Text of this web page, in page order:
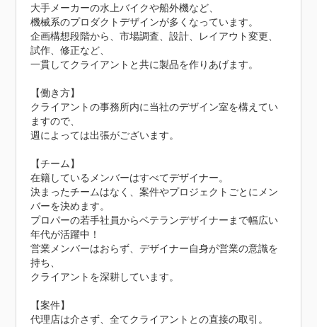
大手メーカーの水上バイクや船外機など、
機械系のプロダクトデザインが多くなっています。
企画構想段階から、市場調査、設計、レイアウト変更、
試作、修正など、
一貫してクライアントと共に製品を作りあげます。
【働き方】
クライアントの事務所内に当社のデザイン室を構えてい
ますので、
週によっては出張がございます。
【チーム】
在籍しているメンバーはすべてデザイナー。
決まったチームはなく、案件やプロジェクトごとにメン
バーを決めます。
プロパーの若手社員からベテランデザイナーまで幅広い
年代が活躍中！
営業メンバーはおらず、デザイナー自身が営業の意識を
持ち、
クライアントを深耕しています。
【案件】
代理店は介さず、全てクライアントとの直接の取引。